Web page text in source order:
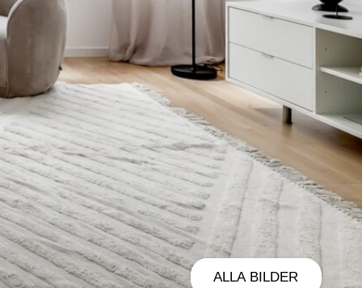
ALLA BILDER